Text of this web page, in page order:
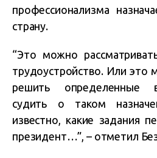
профессионализма
страну.
“Это можно
трудоустройство. Или это
решить определенные
судить о таком
известно, какие задания
президент…”, – отметил